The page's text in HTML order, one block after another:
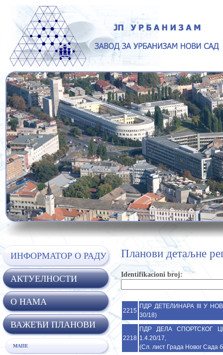
Планови детаљне
Identifikacioni broj:
2215
ПДР ДЕТЕЛИНАРА III У
30/18)
2218
ПДР ДЕЛА СПОРТСКОГ
1.4.20/17,
(Сл. лист Града Новог Сада
ИНФОРМАТОР О РАДУ
АКТУЕЛНОСТИ
O НАМА
ВАЖЕЋИ ПЛАНОВИ
МАПЕ